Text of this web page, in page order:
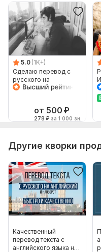
5.0 (1K+)
Сделаю перевод с
русского на
английский и
от 500 ₽
278 ₽ за 1 000 зн.
Другие кворки
Качественный
перевод текста с
английского языка на